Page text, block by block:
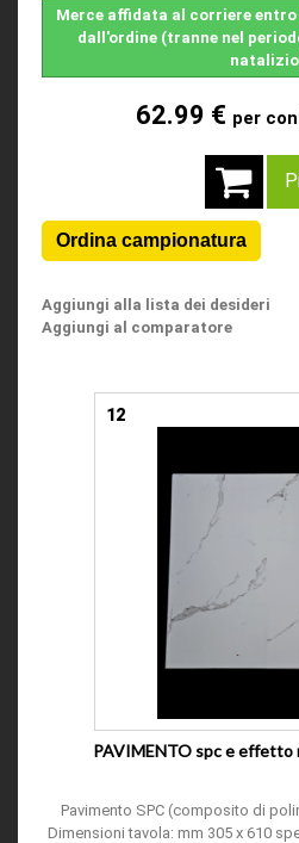
Merce affidata al corriere
dall'ordine (tranne nel
62.99 € per
Aggiungi alla lista dei desideri
Aggiungi al comparatore
12
PAVIMENTO spc e effetto
Pavimento SPC (composito di
Dimensioni tavola: mm 305 x 610